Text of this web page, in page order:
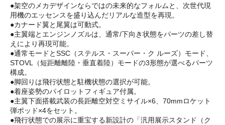
●架空のメカデザインならではの未来的なフォルムと、次世代現
用機のエッセンスを盛り込んだリアルな造型を再現。
●カナード翼と尾翼は可動式。
●主翼端とエンジンノズルは、通常/下向き状態をパーツの差し替
えにより再現可能。
●通常モードとSSC（ステルス・スーパー・ク ルーズ）モード、
STOVL（短距離離陸・垂直着陸）モードの3形態が選べるパーツ
構成。
●脚回りは飛行状態と駐機状態の選択が可能。
●着座姿勢のパイロットフィギュア付属。
●主翼下面搭載武装の長距離空対空ミサイル×6、70mmロケット
弾ポッド×4をセット。
●飛行状態での展示に重宝する新設計の「汎用展示スタンド（ク